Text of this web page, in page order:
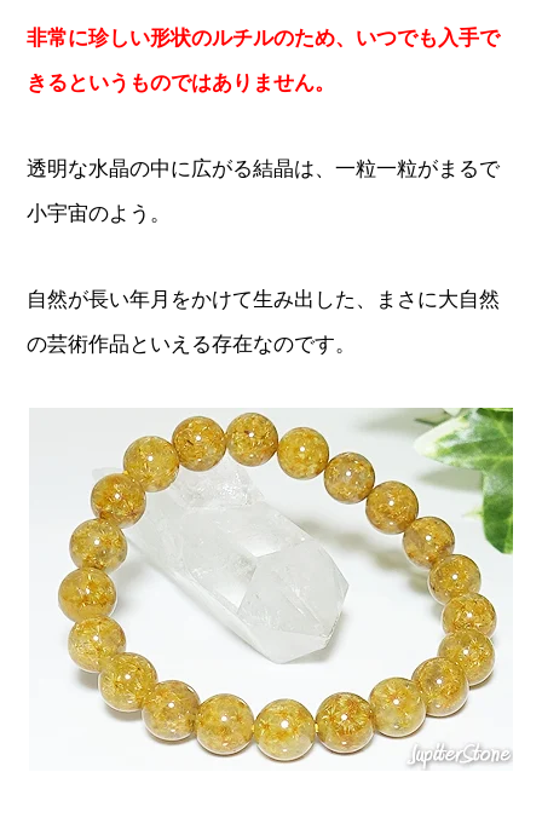
非常に珍しい形状のルチルのため、いつでも入手で
きるというものではありません。
透明な水晶の中に広がる結晶は、一粒一粒がまるで
小宇宙のよう。
自然が長い年月をかけて生み出した、まさに大自然
の芸術作品といえる存在なのです。